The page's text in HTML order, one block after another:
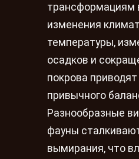
трансформациям
изменения
температуры,
осадков и
покрова
привычного
Разнообразные
фауны
вымирания, что